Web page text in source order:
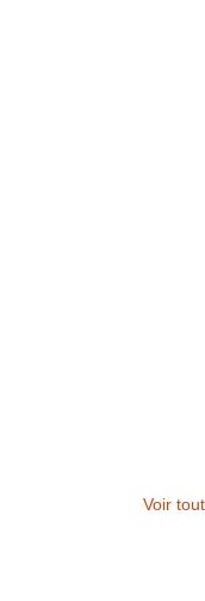
Voir tout